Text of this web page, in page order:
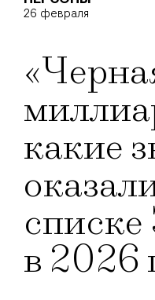
26 февраля
какие
в 2026